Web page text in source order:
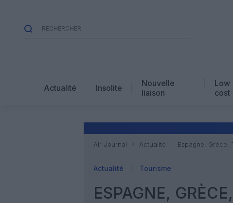
Actualité Insolite
Nouvelle
liaison
Low
cost
Air Journal Actualité Espagne, Grèce,
Actualité Tourisme
ESPAGNE,